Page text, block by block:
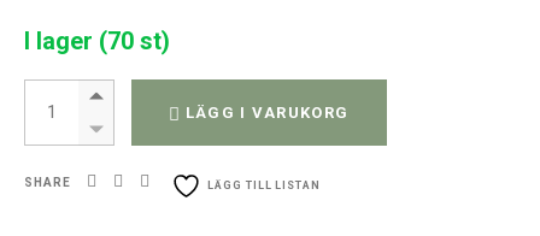
I lager (70 st)
Bildofts Kit - Livsblomma - 30mm quantity
LÄGG I VARUKORG
SHARE LÄGG TILL LISTAN